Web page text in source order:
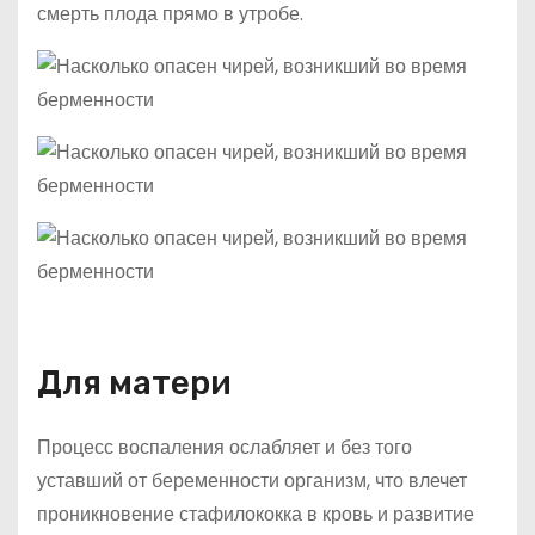
смерть плода прямо в утробе.
Для матери
Процесс воспаления ослабляет и без того
уставший от беременности организм, что влечет
проникновение стафилококка в кровь и развитие